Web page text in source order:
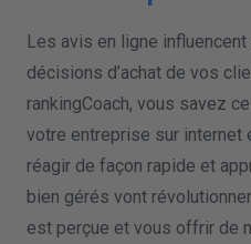
Les avis en ligne
décisions d’achat de vos
rankingCoach, vous savez
votre entreprise sur internet
réagir de façon rapide et
bien gérés vont
est perçue et vous offrir de